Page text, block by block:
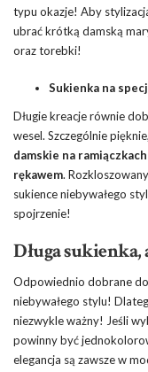
typu okazje! Aby
ubrać krótką damską
oraz torebki!
Sukienka na
Długie kreacje równie
wesel. Szczególnie
damskie na
rękawem.
sukience niebywałego
spojrzenie!
Długa
Odpowiednio dobrane
niebywałego stylu!
niezwykle ważny! Jeśli
powinny być
elegancja są zawsze w